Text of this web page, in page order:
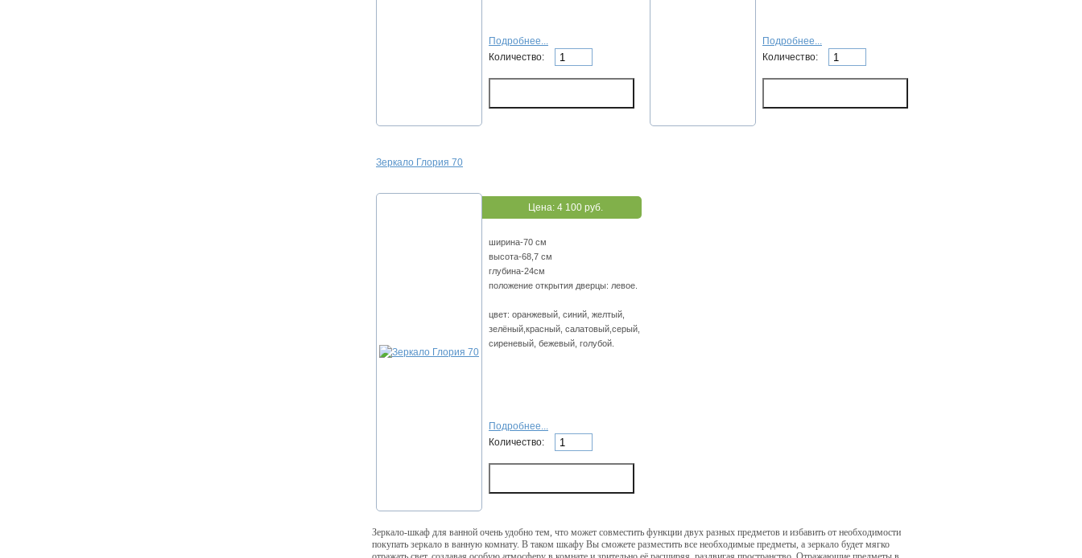
Подробнее...
Количество:
Подробнее...
Количество:
Зеркало Глория 70
Цена: 4 100 руб.
ширина-70 см
высота-68,7 см
глубина-24см
положение открытия дверцы: левое.
цвет: оранжевый, синий, желтый,
зелёный,красный, салатовый,серый,
сиреневый, бежевый, голубой.
Подробнее...
Количество:
Зеркало-шкаф для ванной очень удобно тем, что может совместить функции двух разных предметов и избавить от необходимости
покупать зеркало в ванную комнату. В таком шкафу Вы сможете разместить все необходимые предметы, а зеркало будет мягко